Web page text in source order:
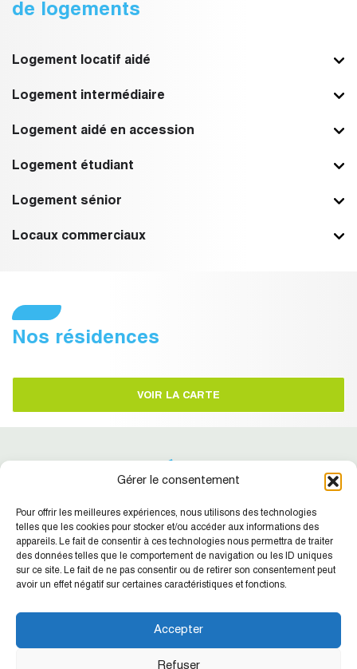
Gérer le consentement
Pour offrir les meilleures expériences, nous utilisons des technologies
telles que les cookies pour stocker et/ou accéder aux informations des
appareils. Le fait de consentir à ces technologies nous permettra de traiter
des données telles que le comportement de navigation ou les ID uniques
sur ce site. Le fait de ne pas consentir ou de retirer son consentement peut
avoir un effet négatif sur certaines caractéristiques et fonctions.
Accepter
Refuser
de logements
Logement locatif aidé
Logement intermédiaire
Logement aidé en accession
Logement étudiant
Logement sénior
Locaux commerciaux
Nos résidences
VOIR LA CARTE
Suivez-nous ! Retrouvez nos dernières actualités
SIC NC Agence de la Place
CONTACT